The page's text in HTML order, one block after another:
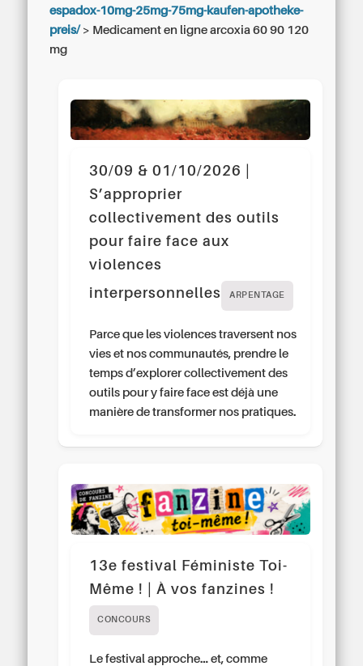
espadox-10mg-25mg-75mg-kaufen-apotheke-
preis/> Medicament en ligne arcoxia 60 90 120
mg
30/09 & 01/10/2026 |
S’approprier
collectivement des outils
pour faire face aux
violences
interpersonnelles
ARPENTAGE
Parce que les violences traversent nos
vies et nos communautés, prendre le
temps d’explorer collectivement des
outils pour y faire face est déjà une
manière de transformer nos pratiques.
13e festival Féministe Toi-
Même ! | À vos fanzines !
CONCOURS
Le festival approche… et, comme